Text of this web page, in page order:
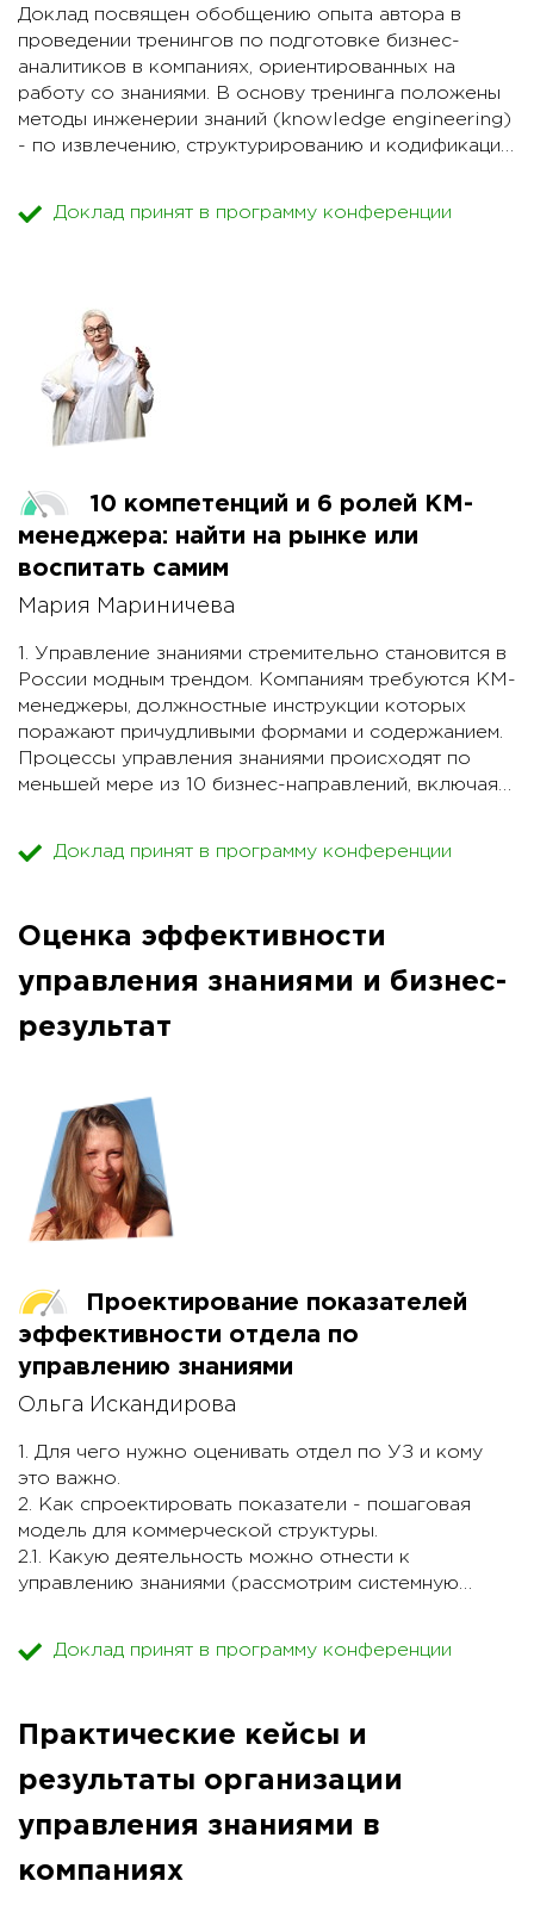
навыки практической деятельности в области
управления знаниями у будущих специалистов
совершенствование профессиональных навыков
УЗ у опытных сотрудников?
"Обучение и подготовка специалистов в сфере
Доклад посвящен обобщению опыта автора в
проведении тренингов по подготовке бизнес-
аналитиков в компаниях, ориентированных на
работу со знаниями. В основу тренинга положены
методы инженерии знаний (knowledge engineering)
- по извлечению, структурированию и кодификации
компании, и практическим отсутствием таких
специалистов на рынке труда. В результате
происходит полная дискредитация идей управления
знаниями новоявленными "гуру" .
Доклад принят в программу конференции
10 компетенций и 6 ролей КМ-
менеджера: найти на рынке или
воспитать самим
Мария Мариничева
1. Управление знаниями стремительно становится в
России модным трендом. Компаниям требуются КМ-
менеджеры, должностные инструкции которых
поражают причудливыми формами и содержанием.
Процессы управления знаниями происходят по
меньшей мере из 10 бизнес-направлений, включая в
компетенциями. А это в свою очередь определяет
2. В то же время каждый КМ-менеджер вне
зависимости от профиля компании выполняет 6
основных ролей. Пропорция 10 нужных для этого
компетенций определяется стратегической задачей
оргструктуре компании и иерархией этой позиции и
другими особенностями.
3. Рассмотрим кейс на примере роли КМ-
менеджера «Архитектор». Какие ошибки допустила
компания на этапе поисков кандидата на позицию
КМ-менеджера на рынке и внутри компании. Как
менеджера (на примере роли «Архитектор»).
4. Как компании решают задачи обеспечения
проектов по управлению знаниями нужными
результат.
Доклад принят в программу конференции
Оценка эффективности
управления знаниями и бизнес-
результат
Проектирование показателей
эффективности отдела по
управлению знаниями
Ольга Искандирова
1. Для чего нужно оценивать отдел по УЗ и кому
это важно.
2. Как спроектировать показатели - пошаговая
модель для коммерческой структуры.
2.1. Какую деятельность можно отнести к
управлению знаниями (рассмотрим системную
показателями (рассмотрим системную модель).
3. Примеры работающих показателей.
Доклад принят в программу конференции
Практические кейсы и
результаты организации
управления знаниями в
компаниях